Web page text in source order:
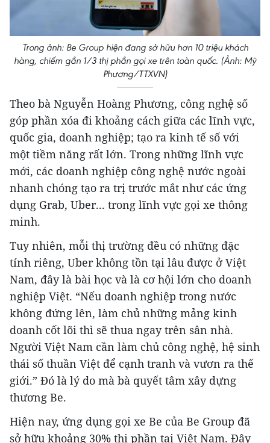
Trong ảnh: Be Group hiện đang sở hữu hơn 10 triệu khách
hàng, chiếm gần 1/3 thị phần gọi xe trên toàn quốc. (Ảnh: Mỹ
Phương/TTXVN)
Theo bà Nguyễn Hoàng Phương, công nghệ số
góp phần xóa đi khoảng cách giữa các lĩnh vực,
quốc gia, doanh nghiệp; tạo ra kinh tế số với
một tiềm năng rất lớn. Trong những lĩnh vực
mới, các doanh nghiệp công nghệ nước ngoài
nhanh chóng tạo ra trị trước mắt như các ứng
dụng Grab, Uber... trong lĩnh vực gọi xe thông
minh.
Tuy nhiên, mỗi thị trường đều có những đặc
tính riêng, Uber không tồn tại lâu được ở Việt
Nam, đây là bài học và là cơ hội lớn cho doanh
nghiệp Việt. “Nếu doanh nghiệp trong nước
không đứng lên, làm chủ những mảng kinh
doanh cốt lõi thì sẽ thua ngay trên sân nhà.
Người Việt Nam cần làm chủ công nghệ, hệ sinh
thái số thuần Việt để cạnh tranh và vươn ra thế
giới.” Đó là lý do mà bà quyết tâm xây dựng
thương Be.
Hiện nay, ứng dụng gọi xe Be của Be Group đã
sở hữu khoảng 30% thị phần tại Việt Nam. Đây